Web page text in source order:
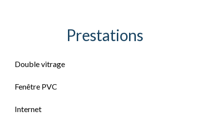
Prestations
Double vitrage
Fenêtre PVC
Internet